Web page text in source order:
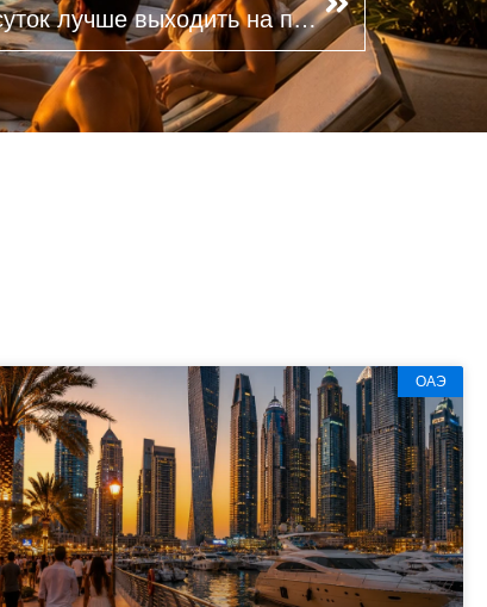
ОАЭ летом: в какое время суток лучше выходить на прогулки
ОАЭ